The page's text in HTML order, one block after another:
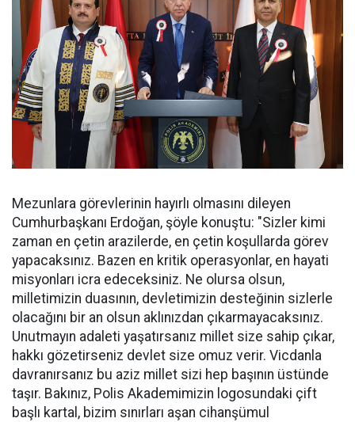
Mezunlara görevlerinin hayırlı olmasını dileyen
Cumhurbaşkanı Erdoğan, şöyle konuştu: "Sizler kimi
zaman en çetin arazilerde, en çetin koşullarda görev
yapacaksınız. Bazen en kritik operasyonlar, en hayati
misyonları icra edeceksiniz. Ne olursa olsun,
milletimizin duasının, devletimizin desteğinin sizlerle
olacağını bir an olsun aklınızdan çıkarmayacaksınız.
Unutmayın adaleti yaşatırsanız millet size sahip çıkar,
hakkı gözetirseniz devlet size omuz verir. Vicdanla
davranırsanız bu aziz millet sizi hep başının üstünde
taşır. Bakınız, Polis Akademimizin logosundaki çift
başlı kartal, bizim sınırları aşan cihanşümul